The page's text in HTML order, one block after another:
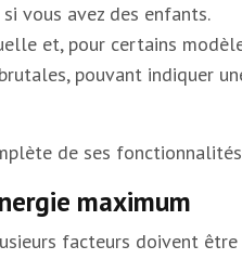
vous avez des enfants.
et, pour certains
pouvant indiquer
de ses
maximum
facteurs doivent être